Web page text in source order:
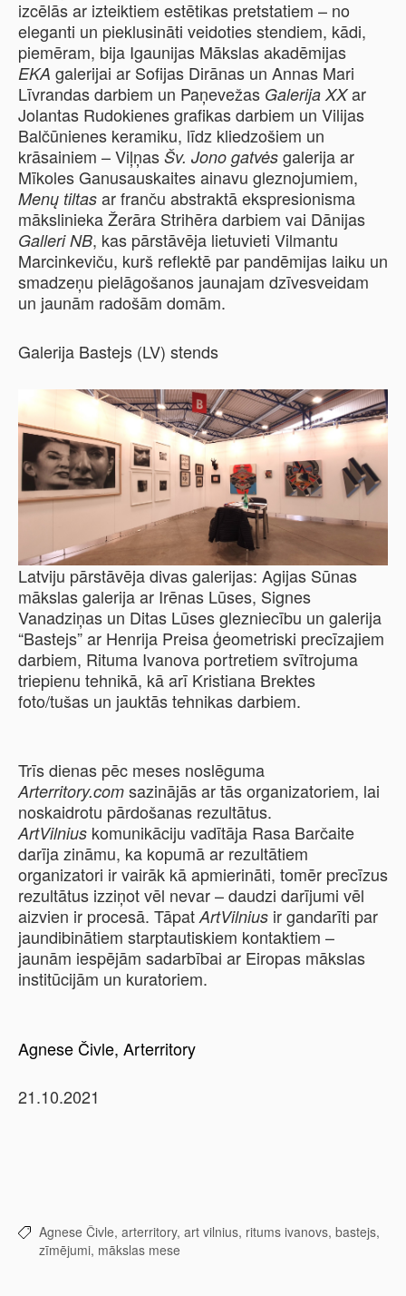
izcēlās ar izteiktiem estētikas pretstatiem – no
eleganti un pieklusināti veidoties stendiem, kādi,
piemēram, bija Igaunijas Mākslas akadēmijas
EKA galerijai ar Sofijas Dirānas un Annas Mari
Līvrandas darbiem un Paņevežas Galerija XXar
Jolantas Rudokienes grafikas darbiem un Vilijas
Balčūnienes keramiku, līdz kliedzošiem un
krāsainiem – Viļņas Šv. Jono gatvės galerija ar
Mīkoles Ganusauskaites ainavu gleznojumiem,
Menų tiltas ar franču abstraktā ekspresionisma
mākslinieka Žerāra Strihēra darbiem vai Dānijas
Galleri NB, kas pārstāvēja lietuvieti Vilmantu
Marcinkeviču, kurš reflektē par pandēmijas laiku un
smadzeņu pielāgošanos jaunajam dzīvesveidam
un jaunām radošām domām.
Galerija Bastejs (LV) stends
Latviju pārstāvēja divas galerijas: Agijas Sūnas
mākslas galerija ar Irēnas Lūses, Signes
Vanadziņas un Ditas Lūses glezniecību un galerija
“Bastejs” ar Henrija Preisa ģeometriski precīzajiem
darbiem, Rituma Ivanova portretiem svītrojuma
triepienu tehnikā, kā arī Kristiana Brektes
foto/tušas un jauktās tehnikas darbiem.
Trīs dienas pēc meses noslēguma
Arterritory.com sazinājās ar tās organizatoriem, lai
noskaidrotu pārdošanas rezultātus.
ArtVilnius komunikāciju vadītāja Rasa Barčaite
darīja zināmu, ka kopumā ar rezultātiem
organizatori ir vairāk kā apmierināti, tomēr precīzus
rezultātus izziņot vēl nevar – daudzi darījumi vēl
aizvien ir procesā. Tāpat ArtVilnius ir gandarīti par
jaundibinātiem starptautiskiem kontaktiem –
jaunām iespējām sadarbībai ar Eiropas mākslas
institūcijām un kuratoriem.
Agnese Čivle, Arterritory
21.10.2021
Agnese Čivle, arterritory, art vilnius, ritums ivanovs, bastejs,
zīmējumi, mākslas mese